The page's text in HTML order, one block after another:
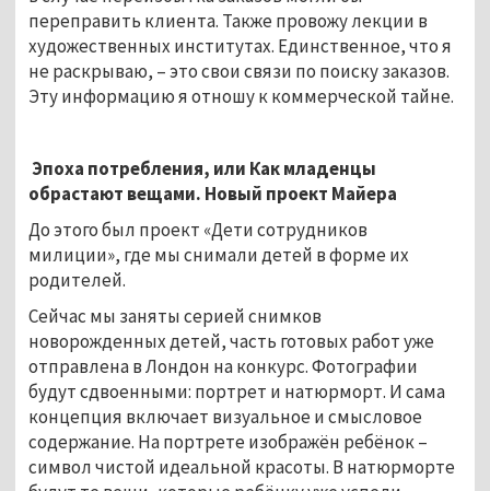
переправить клиента. Также провожу лекции в
художественных институтах. Единственное, что я
не раскрываю, – это свои связи по поиску заказов.
Эту информацию я отношу к коммерческой тайне.
Эпоха потребления, или Как младенцы
обрастают вещами. Новый проект Майера
До этого был проект «Дети сотрудников
милиции», где мы снимали детей в форме их
родителей.
Сейчас мы заняты серией снимков
новорожденных детей, часть готовых работ уже
отправлена в Лондон на конкурс. Фотографии
будут сдвоенными: портрет и натюрморт. И сама
концепция включает визуальное и смысловое
содержание. На портрете изображён ребёнок –
символ чистой идеальной красоты. В натюрморте